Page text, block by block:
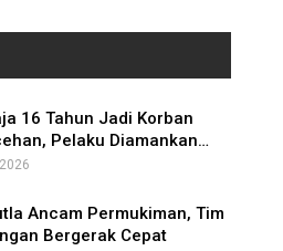
16 Tahun Jadi Korban
Pelaku Diamankan…
Ancam Permukiman, Tim
Bergerak Cepat